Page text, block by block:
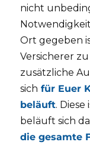
nicht
Ort gegeben
Versicherer
zusätzliche
sich für Euer
beläuft.
beläuft sich
die gesamte